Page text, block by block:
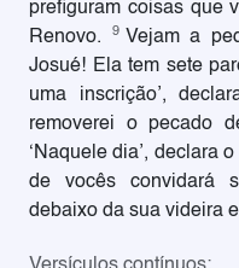
prefiguram coisas que
Renovo.
9 Vejam a
Josué! Ela tem sete
uma inscrição’,
removerei o pecado
‘Naquele dia’, declara
de vocês convidará
debaixo da sua videira